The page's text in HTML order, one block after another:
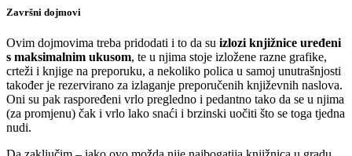
Završni dojmovi
Ovim dojmovima treba pridodati i to da su izlozi knjižnice uređeni
s maksimalnim ukusom, te u njima stoje izložene razne grafike,
crteži i knjige na preporuku, a nekoliko polica u samoj unutrašnjosti
također je rezervirano za izlaganje preporučenih književnih naslova.
Oni su pak raspoređeni vrlo pregledno i pedantno tako da se u njima
(za promjenu) čak i vrlo lako snaći i brzinski uočiti što se toga tjedna
nudi.